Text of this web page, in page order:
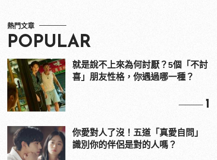
熱門文章
POPULAR
就是說不上來為何討厭？5個「不討
喜」朋友性格，你遇過哪一種？
1
你愛對人了沒！五道「真愛自問」
識別你的伴侶是對的人嗎？